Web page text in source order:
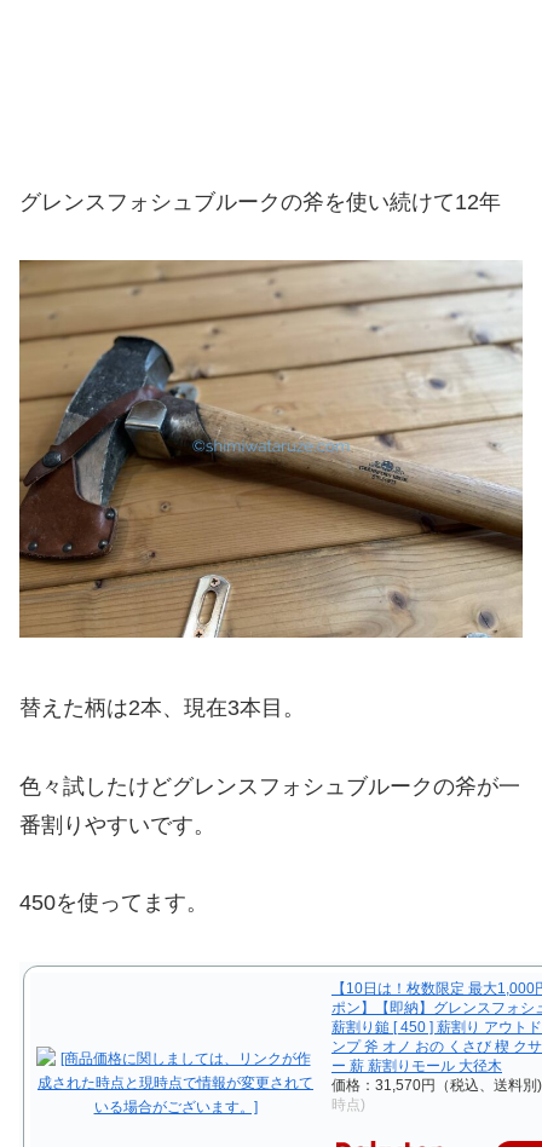
グレンスフォシュブルークの斧を使い続けて12年
替えた柄は2本、現在3本目。
色々試したけどグレンスフォシュブルークの斧が一
番割りやすいです。
450を使ってます。
【10日は！枚数限定 最大1,000
ポン】【即納】グレンスフォシ
薪割り鎚 [ 450 ] 薪割り アウト
ンプ 斧 オノ おの くさび 楔 ク
ー 薪 薪割りモール 大径木
価格：31,570円（税込、送料
時点)